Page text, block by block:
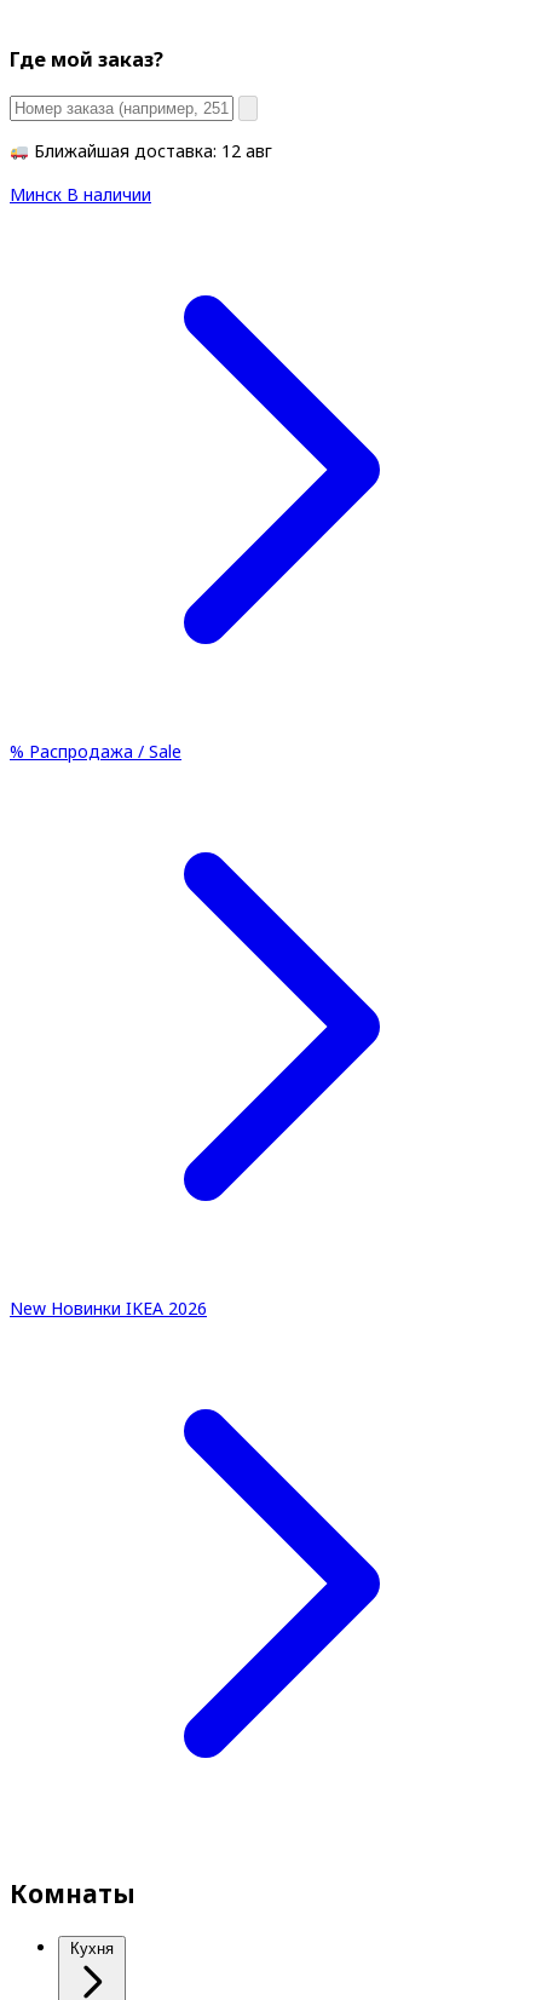
Где мой заказ?
Ближайшая доставка: 12 авг
Минск В наличии
% Распродажа / Sale
New Новинки IKEA 2026
Комнаты
Кухня